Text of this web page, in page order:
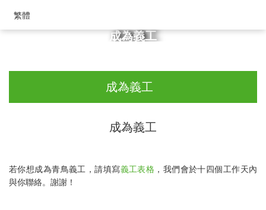
繁體
成為義工
成為義工
成為義工
若你想成為青鳥義工，請填寫義工表格 ，我們會於十四個工作天內
與你聯絡。謝謝！